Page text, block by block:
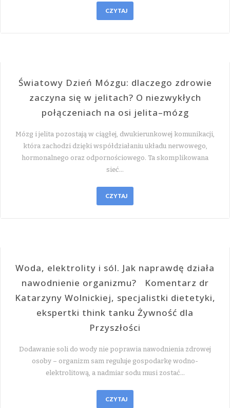
CZYTAJ
Światowy Dzień Mózgu: dlaczego zdrowie
zaczyna się w jelitach? O niezwykłych
połączeniach na osi jelita–mózg
Mózg i jelita pozostają w ciągłej, dwukierunkowej komunikacji,
która zachodzi dzięki współdziałaniu układu nerwowego,
hormonalnego oraz odpornościowego. Ta skomplikowana
sieć…
CZYTAJ
Woda, elektrolity i sól. Jak naprawdę działa
nawodnienie organizmu? Komentarz dr
Katarzyny Wolnickiej, specjalistki dietetyki,
ekspertki think tanku Żywność dla
Przyszłości
Dodawanie soli do wody nie poprawia nawodnienia zdrowej
osoby – organizm sam reguluje gospodarkę wodno-
elektrolitową, a nadmiar sodu musi zostać…
CZYTAJ